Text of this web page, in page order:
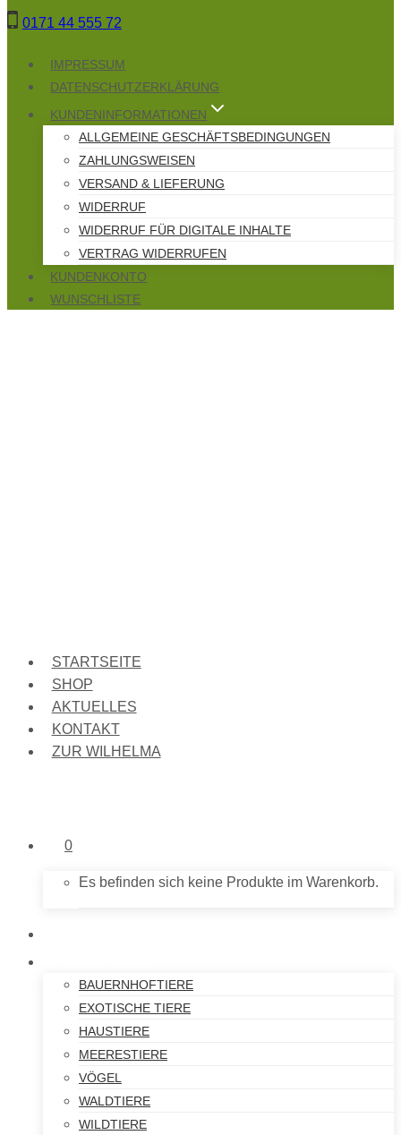
Zum
Inhalt
0171 44 555 72
IMPRESSUM
DATENSCHUTZERKLÄRUNG
KUNDENINFORMATIONEN
ALLGEMEINE GESCHÄFTSBEDINGUNGEN
ZAHLUNGSWEISEN
VERSAND & LIEFERUNG
WIDERRUF
WIDERRUF FÜR DIGITALE INHALTE
VERTRAG WIDERRUFEN
KUNDENKONTO
WUNSCHLISTE
STARTSEITE
SHOP
AKTUELLES
KONTAKT
ZUR WILHELMA
0
Es befinden sich keine Produkte im Warenkorb.
BAUERNHOFTIERE
EXOTISCHE TIERE
HAUSTIERE
MEERESTIERE
VÖGEL
WALDTIERE
WILDTIERE